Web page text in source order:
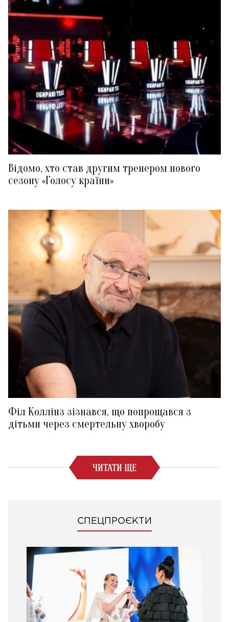
Відомо, хто став другим тренером нового
сезону «Голосу країни»
Філ Коллінз зізнався, що попрощався з
дітьми через смертельну хворобу
ЧИТАТИ ЩЕ
СПЕЦПРОЄКТИ